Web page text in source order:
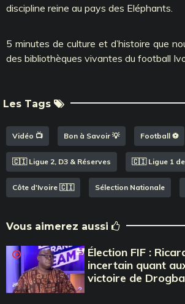
discipline reine au pays des Eléphants.
5 minutes de culture et d’histoire que
des bibliothèques vivantes du football
Les Tags
Vidéo 📺 Bon à Savoir 💡 Football ⚽️
🇨🇮 Ligue 2, D3 & Réserves 🇨🇮 Ligue 1
Côte d'Ivoire 🇨🇮 Sélection Nationale
Vous aimerez aussi
Élection FIF :
incertain quant
victoire de Drogba